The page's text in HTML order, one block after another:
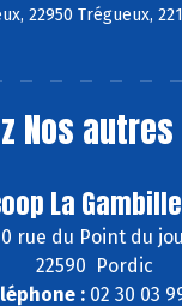
22950 Trégueux,
Nos
La
rue du Point du
22590 Pordic
:02 30 03